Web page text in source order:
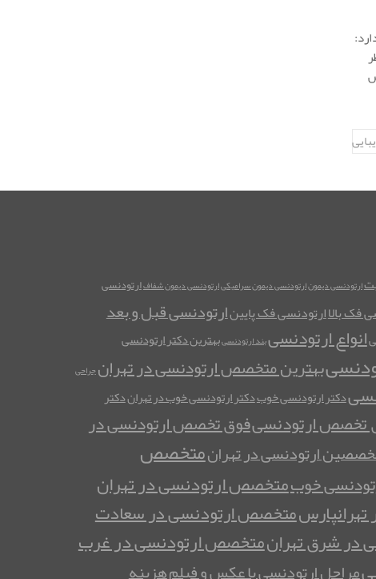
ارتودنسی دیمونارتودنسی دیمون سرامیکیارتودنسی دیمون شفافارتودنسی
فک بالاارتودنسی فک پایینارتودنسی قبل و بعد
انواع ارتودنسیبند ارتودنسیبهترین دکتر ارتودنسی
بهترین متخصص ارتودنسی در تهرانجراحی
دکتر ارتودنسی خوبدکتر ارتودنسی خوب در تهراندکتر
تخصص ارتودنسیفوق تخصص ارتودنسی در
ارتودنسی در تهرانمتخصص
خوبمتخصص ارتودنسی در تهران
متخصص ارتودنسی در سعادت
در شرق تهرانمتخصص ارتودنسی در غرب
مراحل ارتودنسی با عکس و فیلمهزینه